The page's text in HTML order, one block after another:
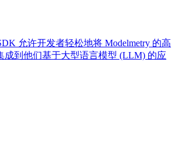
允许开发者轻松地将 Modelmetry 的高
成到他们基于大型语言模型 (LLM) 的应